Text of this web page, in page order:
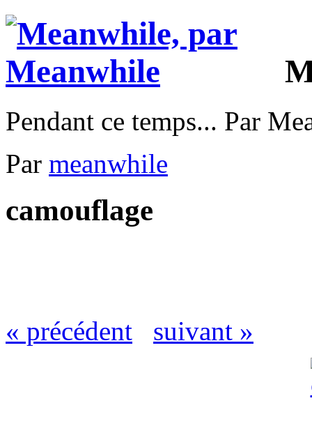
Pendant ce temps... Par
Par meanwhile
camouflage
« précédent suivant »